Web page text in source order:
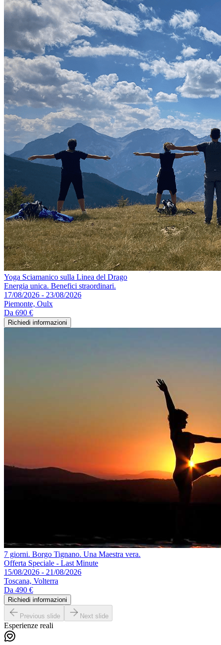
Yoga Sciamanico sulla Linea del Drago
Energia unica. Benefici straordinari.
17/08/2026 - 23/08/2026
Piemonte, Oulx
Da 690 €
Richiedi informazioni
7 giorni. Borgo Tignano. Una Maestra vera.
Offerta Speciale - Last Minute
15/08/2026 - 21/08/2026
Toscana, Volterra
Da 490 €
Richiedi informazioni
Previous slide Next slide
Esperienze reali